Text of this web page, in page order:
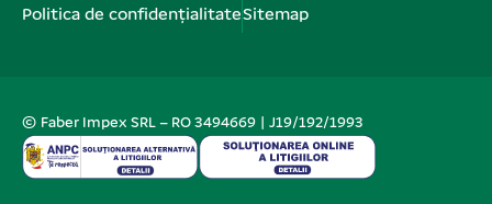
Politica de confidențialitateSitemap
© Faber Impex SRL – RO 3494669 | J19/192/1993